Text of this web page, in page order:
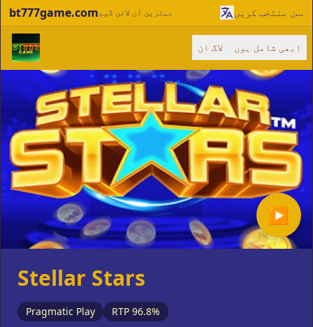
bt777game.comبہترین آن لائن گیم زبان منتخب کریں
لاگ ان ابھی شامل ہوں
▶
Stellar Stars
Pragmatic Play RTP 96.8%